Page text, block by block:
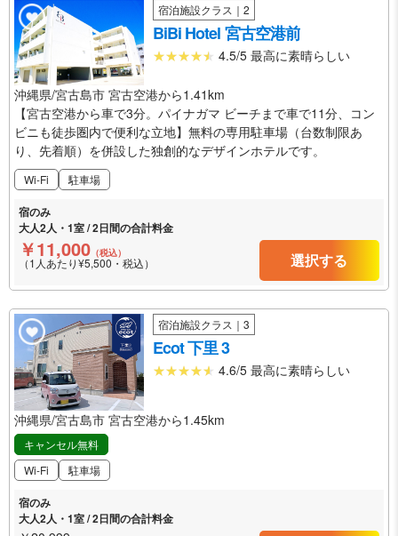
宿泊施設クラス｜2
BiBi Hotel 宮古空港前
4.5/5 最高に素晴らしい
沖縄県/宮古島市 宮古空港から1.41km
【宮古空港から車で3分。パイナガマ ビーチまで車で11分、コン
ビニも徒歩圏内で便利な立地】無料の専用駐車場（台数制限あ
り、先着順）を併設した独創的なデザインホテルです。
Wi-Fi 駐車場
宿のみ
大人2人・1室 / 2日間の合計料金
￥11,000 （税込）
（1人あたり¥5,500・税込） 選択する
宿泊施設クラス｜3
Ecot 下里 3
4.6/5 最高に素晴らしい
沖縄県/宮古島市 宮古空港から1.45km
キャンセル無料
Wi-Fi
駐車場
宿のみ
大人2人・1室 / 2日間の合計料金